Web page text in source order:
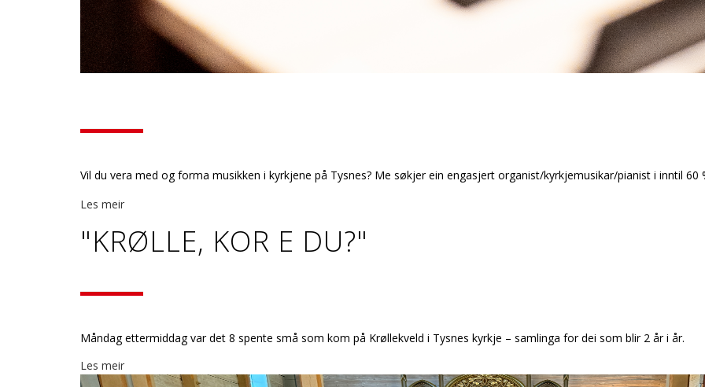
Vil du vera med og forma musikken i kyrkjene på Tysnes? Me søkjer ein engasjert organist/kyrkjemusikar/pianist i inntil 60
Les meir
"KRØLLE, KOR E DU?"
Måndag ettermiddag var det 8 spente små som kom på Krøllekveld i Tysnes kyrkje – samlinga for dei som blir 2 år i år.
Les meir